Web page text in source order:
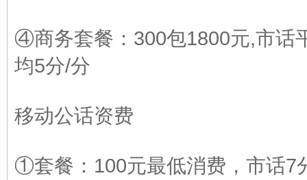
④商务套餐：300包1800元,市话
均5分/分
移动公话资费
①套餐：100元最低消费，市话